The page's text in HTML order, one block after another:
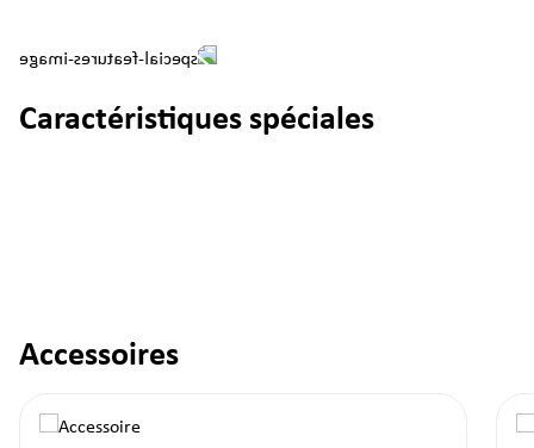
Caractéristiques spéciales
Ignorer la galerie de produits
Accessoires